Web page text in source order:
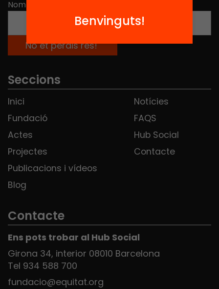
Nom
Seccions
Inici
Fundació
Actes
Projectes
Publicacions i vídeos
Blog
Notícies
FAQS
Hub Social
Contacte
Contacte
Ens pots trobar al Hub Social
Girona 34, interior 08010 Barcelona
Tel 934 588 700
fundacio@equitat.org
Benvinguts!